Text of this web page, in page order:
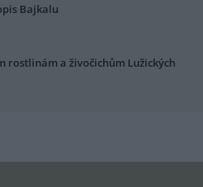
Bajkalu
rostlinám a živočichům Lužických